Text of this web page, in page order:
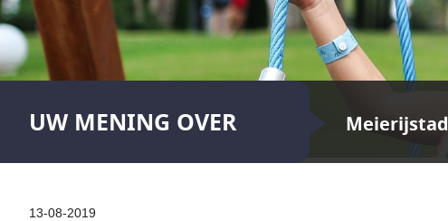
UW MENING OVER Meierijstad
13-08-2019